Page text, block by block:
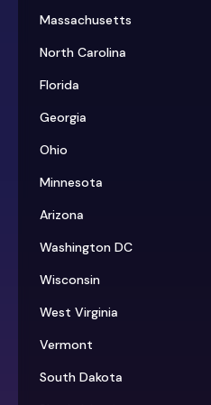
Massachusetts
North Carolina
Florida
Georgia
Ohio
Minnesota
Arizona
Washington DC
Wisconsin
West Virginia
Vermont
South Dakota